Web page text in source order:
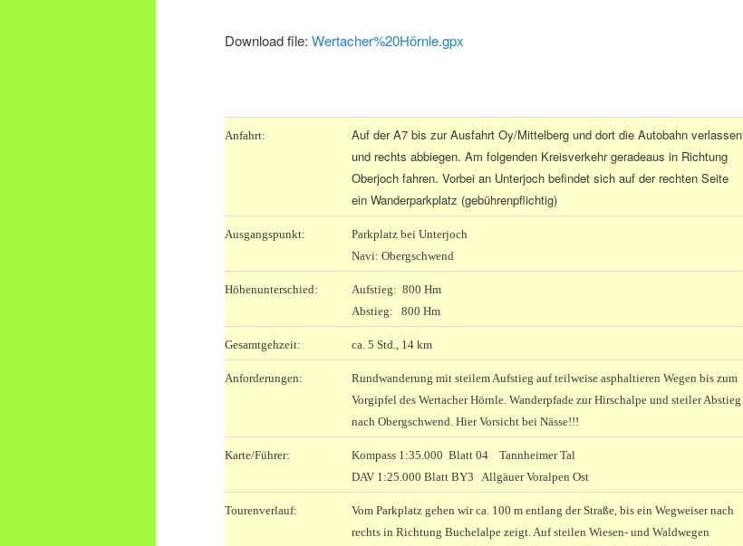
Download file: Wertacher%20Hörnle.gpx
Anfahrt:
Auf der A7 bis zur Ausfahrt Oy/Mittelberg und dort die Autobahn verlassen
und rechts abbiegen. Am folgenden Kreisverkehr geradeaus in Richtung
Oberjoch fahren. Vorbei an Unterjoch befindet sich auf der rechten Seite
ein Wanderparkplatz (gebührenpflichtig)
Ausgangspunkt:
Parkplatz bei Unterjoch
Navi: Obergschwend
Höhenunterschied:
Aufstieg: 800 Hm
Abstieg: 800 Hm
Gesamtgehzeit: ca. 5 Std., 14 km
Anforderungen:
Rundwanderung mit steilem Aufstieg auf teilweise asphaltieren Wegen bis zum
Vorgipfel des Wertacher Hörnle. Wanderpfade zur Hirschalpe und steiler Abstieg
nach Obergschwend. Hier Vorsicht bei Nässe!!!
Karte/Führer:
Kompass 1:35.000 Blatt 04 Tannheimer Tal
DAV 1:25.000 Blatt BY3 Allgäuer Voralpen Ost
Tourenverlauf:
Vom Parkplatz gehen wir ca. 100 m entlang der Straße, bis ein Wegweiser nach
rechts in Richtung Buchelalpe zeigt. Auf steilen Wiesen- und Waldwegen